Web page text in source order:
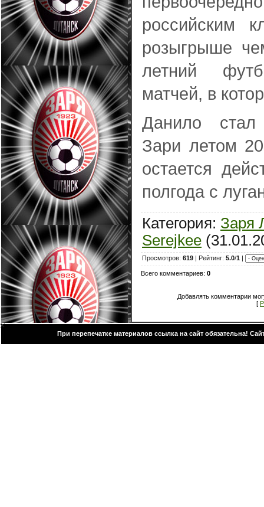
российским
розыгрыше
летний
матчей, в
Данило стал
Зари летом
остается
полгода с
Категория: Заря
Serejkee
Просмотров: 619 | Рейтинг: 5.0/1 |
Всего комментариев: 0
Добавлять комментарии
[
При перепечатке материалов ссылка на сайт обязательна!